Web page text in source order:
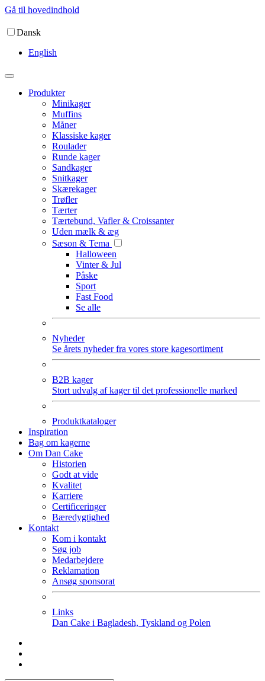
Gå til hovedindhold
Dansk
English
Produkter
Minikager
Muffins
Måner
Klassiske kager
Roulader
Runde kager
Sandkager
Snitkager
Skærekager
Trøfler
Tærter
Tærtebund, Vafler & Croissanter
Uden mælk & æg
Sæson & Tema
Halloween
Vinter & Jul
Påske
Sport
Fast Food
Se alle
Nyheder
Se årets nyheder fra vores store kagesortiment
B2B kager
Stort udvalg af kager til det professionelle marked
Produktkataloger
Inspiration
Bag om kagerne
Om Dan Cake
Historien
Godt at vide
Kvalitet
Karriere
Certificeringer
Bæredygtighed
Kontakt
Kom i kontakt
Søg job
Medarbejdere
Reklamation
Ansøg sponsorat
Links
Dan Cake i Bagladesh, Tyskland og Polen